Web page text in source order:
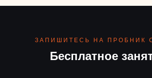
Бесплатное
ЗАПИШИТЕСЬ НА ПРОБНИК